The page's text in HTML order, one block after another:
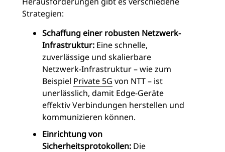
Strategien:
Schaffung einer robusten Netzwerk-
Infrastruktur: Eine schnelle,
zuverlässige und skalierbare
Netzwerk-Infrastruktur – wie zum
Beispiel Private 5G von NTT – ist
unerlässlich, damit Edge-Geräte
effektiv Verbindungen herstellen und
kommunizieren können.
Einrichtung von
Sicherheitsprotokollen: Die